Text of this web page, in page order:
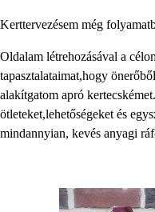
Kerttervezésem még
Oldalam létrehozásával a
tapasztalataimat,hogy
alakítgatom apró
ötleteket,lehetőségeket és
mindannyian, kevés anyagi